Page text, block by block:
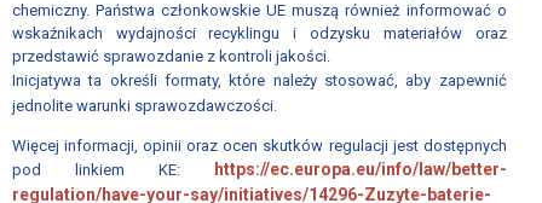
CZŁONKOWSKICH
JAK
WSTĄPIĆ
ZWIĄZKU
DOKUMENTY
chemiczny. Państwa członkowskie UE muszą również informować o
wskaźnikach wydajności recyklingu i odzysku materiałów oraz
przedstawić sprawozdanie z kontroli jakości.
Inicjatywa ta określi formaty, które należy stosować, aby zapewnić
jednolite warunki sprawozdawczości.
Więcej informacji, opinii oraz ocen skutków regulacji jest dostępnych
pod linkiem KE:
https://ec.europa.eu/info/law/better-
regulation/have-your-say/initiatives/14296-Zuzyte-baterie-